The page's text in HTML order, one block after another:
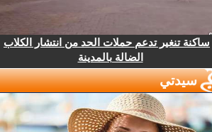
ساكنة تنغير تدعم حملات الحد من انتشار الكلاب
الضالة بالمدينة
سيدتي